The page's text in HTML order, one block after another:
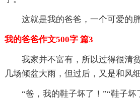
这就是我的爸爸，一个可爱的
我的爸爸作文500字 篇3
我家并不富有，所以过得很清
几场倾盆大雨，但过后，又是和风细
“爸，我的鞋子坏了！”“鞋子